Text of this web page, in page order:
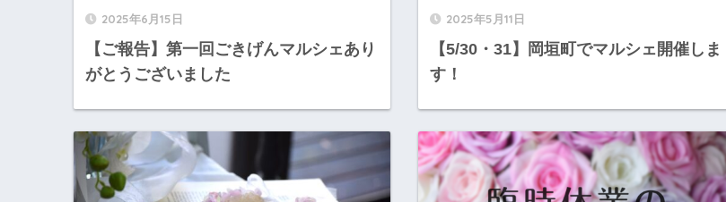
2025年6月15日
【ご報告】第一回ごきげんマルシェあり
がとうございました
2025年5月11日
【5/30・31】岡垣町でマルシェ開催しま
す！